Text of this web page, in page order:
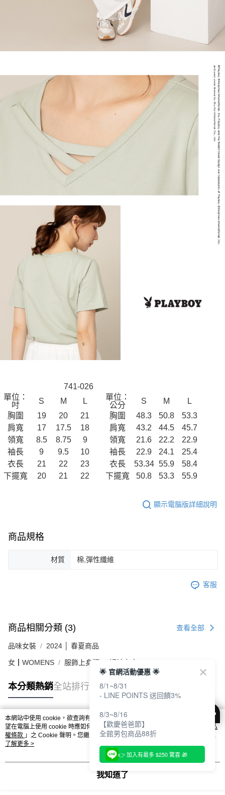
741-026
單位：
吋
S M L
單位：
公分
S M
L
胸圍
19 20 21 胸圍 48.3 50.8
53.3
肩寬
17 17.5 18 肩寬 43.2 44.5
45.7
領寬
8.5 8.75 9 領寬 21.6 22.2
22.9
袖長
9 9.5 10 袖長 22.9 24.1
25.4
衣長
21 22 23 衣長 53.34 55.9
58.4
下擺寬
20 21 22 下擺寬 50.8 53.3 55.9
顯示電腦版詳細說明
商品規格
材質 棉,彈性纖維
客服
商品相關分類 (3) 查看全部
品味女裝 2024 │ 春夏商品
女┃WOMENS 服飾上身類 短袖上衣
本分類熱銷全站排行
熱門標籤
本網站中使用 cookie，欲查詢有關本網站使用 cookie 方式之詳情，及若您不希
望在電腦上使用 cookie 時應如何變更電腦的 cookie 設定，請參閱本網站「
隱私
權條款 」之 Cookie 聲明。您繼續使用本網站即表示您同意本公司得按本網站使
用條款之 Cookie 聲明使用 cookie。
了解更多 >
我知道了
🌟 官網活動優惠 🌟
8/1~8/31
- LINE POINTS 送回饋3%
8/3~8/16
【歡慶爸爸節】
全館男包商品88折
👉 加入有最多 $250 驚喜 🎁